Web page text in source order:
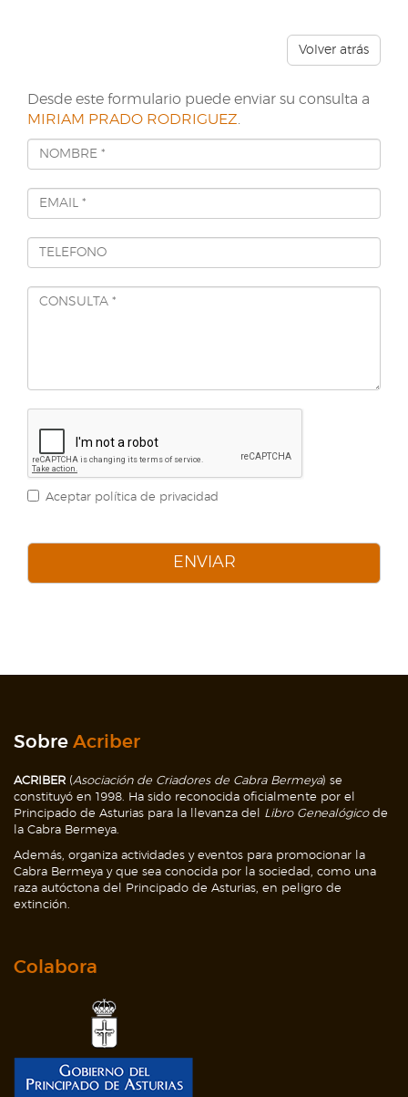
Volver atrás
Desde este formulario puede enviar su consulta a
MIRIAM PRADO RODRIGUEZ
Aceptar política de privacidad
ENVIAR
Sobre Acriber
ACRIBER (Asociación de Criadores de Cabra Bermeya) se
constituyó en 1998. Ha sido reconocida oficialmente por el
Principado de Asturias para la llevanza del Libro Genealógicode
la Cabra Bermeya.
Además, organiza actividades y eventos para promocionar la
Cabra Bermeya y que sea conocida por la sociedad, como una
raza autóctona del Principado de Asturias, en peligro de
extinción.
Colabora